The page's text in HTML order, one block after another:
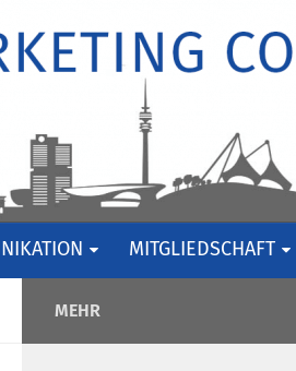
MITGLIEDSCHAFT
MEHR